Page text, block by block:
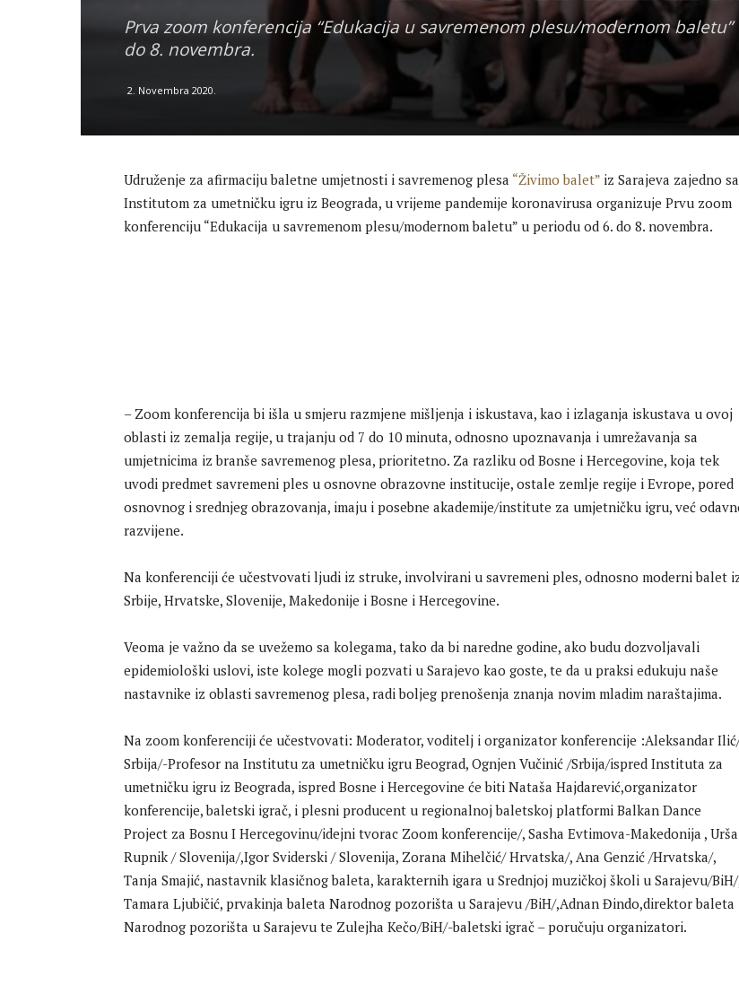
Prva zoom konferencija “Edukacija u savremenom plesu/modernom
do 8. novembra.
2. Novembra 2020.
Udruženje za afirmaciju baletne umjetnosti i savremenog plesa “Živimo balet” iz Sarajeva zajedno sa
Institutom za umetničku igru iz Beograda, u vrijeme pandemije koronavirusa organizuje Prvu zoom
konferenciju “Edukacija u savremenom plesu/modernom baletu” u periodu od 6. do 8. novembra.
– Zoom konferencija bi išla u smjeru razmjene mišljenja i iskustava, kao i izlaganja iskustava u ovoj
oblasti iz zemalja regije, u trajanju od 7 do 10 minuta, odnosno upoznavanja i umrežavanja sa
umjetnicima iz branše savremenog plesa, prioritetno. Za razliku od Bosne i Hercegovine, koja tek
uvodi predmet savremeni ples u osnovne obrazovne institucije, ostale zemlje regije i Evrope, pored
osnovnog i srednjeg obrazovanja, imaju i posebne akademije/institute za umjetničku igru, već
razvijene.
Na konferenciji će učestvovati ljudi iz struke, involvirani u savremeni ples, odnosno moderni balet
Srbije, Hrvatske, Slovenije, Makedonije i Bosne i Hercegovine.
Veoma je važno da se uvežemo sa kolegama, tako da bi naredne godine, ako budu dozvoljavali
epidemiološki uslovi, iste kolege mogli pozvati u Sarajevo kao goste, te da u praksi edukuju naše
nastavnike iz oblasti savremenog plesa, radi boljeg prenošenja znanja novim mladim naraštajima.
Na zoom konferenciji će učestvovati: Moderator, voditelj i organizator konferencije :Aleksandar
Srbija/-Profesor na Institutu za umetničku igru Beograd, Ognjen Vučinić /Srbija/ispred Instituta za
umetničku igru iz Beograda, ispred Bosne i Hercegovine će biti Nataša Hajdarević,organizator
konferencije, baletski igrač, i plesni producent u regionalnoj baletskoj platformi Balkan Dance
Project za Bosnu I Hercegovinu/idejni tvorac Zoom konferencije/, Sasha Evtimova-Makedonija , Urša
Rupnik / Slovenija/,Igor Sviderski / Slovenija, Zorana Mihelčić/ Hrvatska/, Ana Genzić /Hrvatska/,
Tanja Smajić, nastavnik klasičnog baleta, karakternih igara u Srednjoj muzičkoj školi u Sarajevu/
Tamara Ljubičić, prvakinja baleta Narodnog pozorišta u Sarajevu /BiH/,Adnan Đindo,direktor baleta
Narodnog pozorišta u Sarajevu te Zulejha Kečo/BiH/-baletski igrač – poručuju organizatori.